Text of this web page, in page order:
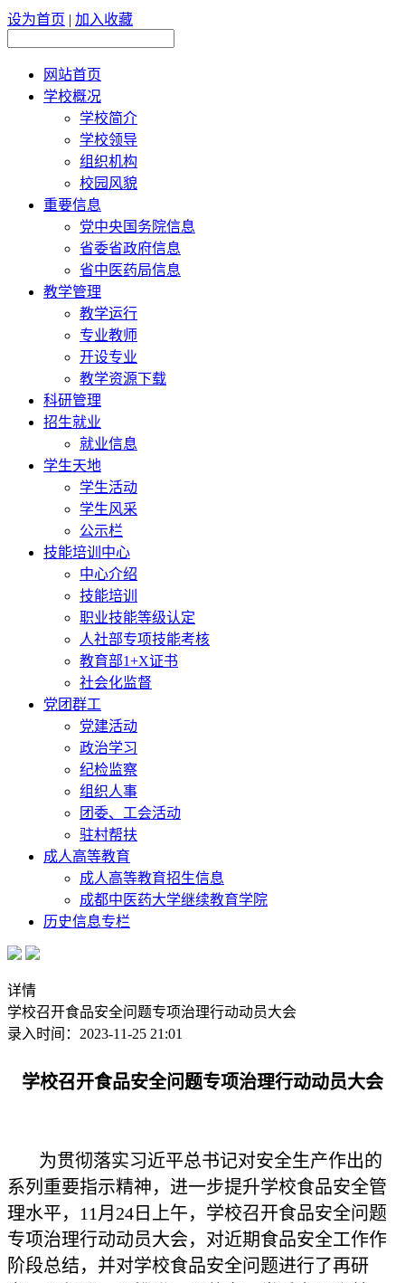
设为首页 | 加入收藏
网站首页
学校概况
学校简介
学校领导
组织机构
校园风貌
重要信息
党中央国务院信息
省委省政府信息
省中医药局信息
教学管理
教学运行
专业教师
开设专业
教学资源下载
科研管理
招生就业
就业信息
学生天地
学生活动
学生风采
公示栏
技能培训中心
中心介绍
技能培训
职业技能等级认定
人社部专项技能考核
教育部1+X证书
社会化监督
党团群工
党建活动
政治学习
纪检监察
组织人事
团委、工会活动
驻村帮扶
成人高等教育
成人高等教育招生信息
成都中医药大学继续教育学院
历史信息专栏
详情
学校召开食品安全问题专项治理行动动员大会
录入时间：2023-11-25 21:01
学校召开食品安全问题专项治理行动动员大会
为贯彻落实习近平总书记对安全生产作出的
系列重要指示精神，进一步提升学校食品安全管
理水平，11月24日上午，学校召开食品安全问题
专项治理行动动员大会，对近期食品安全工作作
阶段总结，并对学校食品安全问题进行了再研